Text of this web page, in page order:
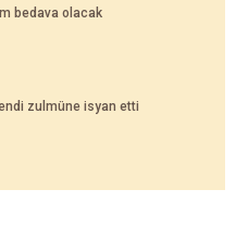
bedava olacak
zulmüne isyan etti